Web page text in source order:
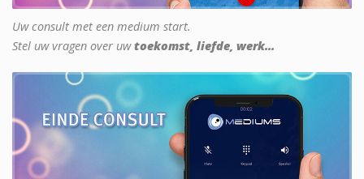
Uw consult met een medium start.
Stel uw vragen over uwtoekomst, liefde, werk...